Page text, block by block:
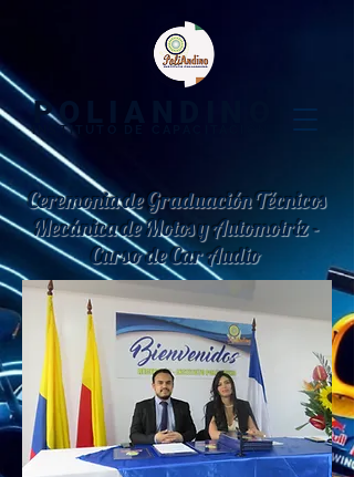
POLIANDINO
INSTITUTO DE CAPACITACIÓN​
Ceremonia de Graduación Técnicos
Mecánica de Motos y Automotríz -
Curso de Car Audio